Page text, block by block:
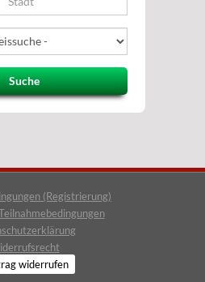
Suche
(Registrierung)
widerrufen